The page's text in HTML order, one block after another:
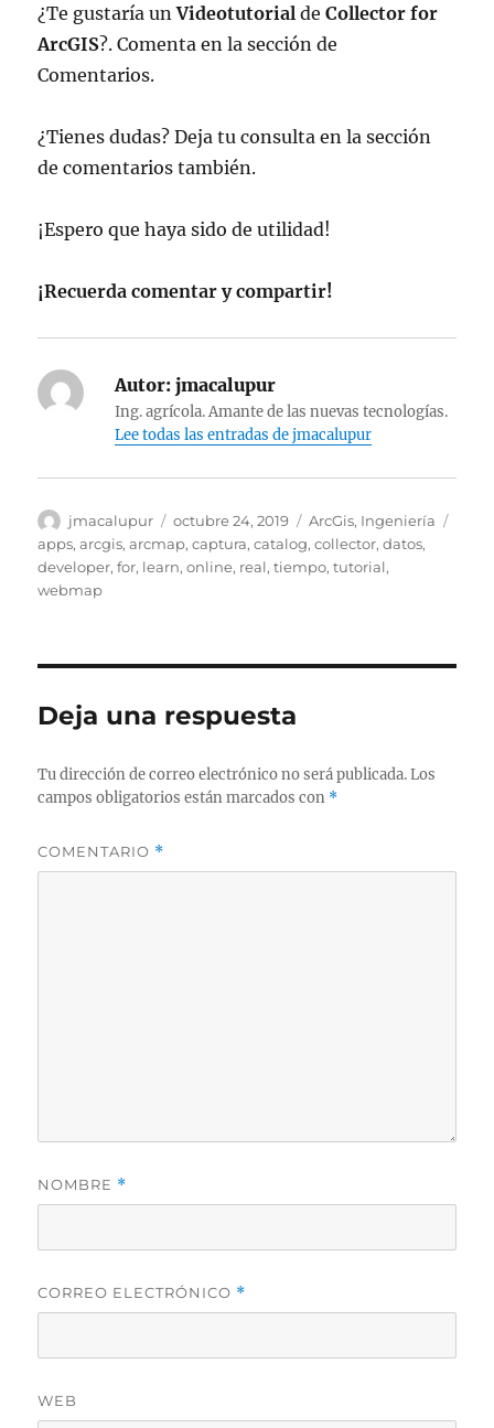
¿Te gustaría unVideotutorialdeCollector for
ArcGIS?. Comenta en la sección de
Comentarios.
¿Tienes dudas? Deja tu consulta en la sección
de comentarios también.
¡Espero que haya sido de utilidad!
¡Recuerda comentar y compartir!
Autor: jmacalupur
Ing. agrícola. Amante de las nuevas tecnologías.
Lee todas las entradas de jmacalupur
Autor
jmacalupur
Publicado
el
octubre 24, 2019 Categorías
ArcGis, Ingeniería
apps,arcgis,arcmap,captura,catalog,collector,datos,
developer,for, learn,online, real,tiempo,tutorial,
webmap
Deja una respuesta
Tu dirección de correo electrónico no será publicada. Los
campos obligatorios están marcados con *
COMENTARIO *
NOMBRE *
CORREO ELECTRÓNICO *
WEB